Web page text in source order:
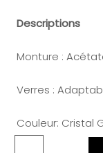
Descriptions
Monture :
Verres :
Couleur: Cristal